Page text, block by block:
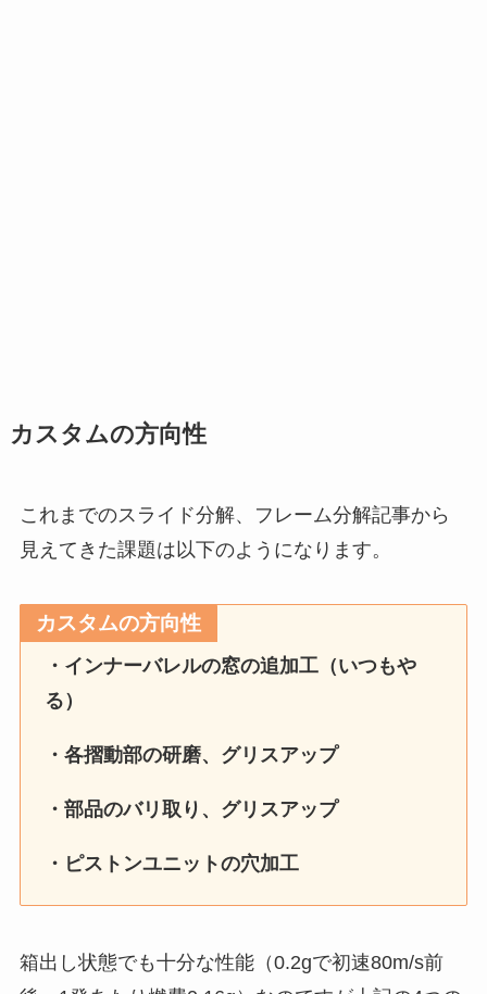
カスタムの方向性
これまでのスライド分解、フレーム分解記事から
見えてきた課題は以下のようになります。
カスタムの方向性
・インナーバレルの窓の追加工（いつもや
る）
・各摺動部の研磨、グリスアップ
・部品のバリ取り、グリスアップ
・ピストンユニットの穴加工
箱出し状態でも十分な性能（0.2gで初速80m/s前